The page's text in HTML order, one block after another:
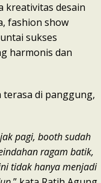
kreativitas desain
fashion show
sukses
harmonis dan
terasa di panggung,
pagi, booth sudah
ragam batik,
tidak hanya menjadi